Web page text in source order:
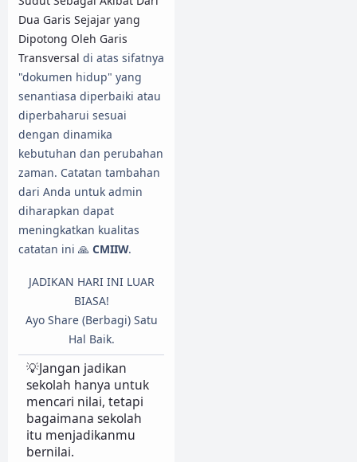
Dua Garis Sejajar yang
Dipotong Oleh Garis
Transversal di atas sifatnya
"dokumen hidup" yang
senantiasa diperbaiki atau
diperbaharui sesuai
dengan dinamika
kebutuhan dan perubahan
zaman. Catatan tambahan
dari Anda untuk admin
diharapkan dapat
meningkatkan kualitas
catatan ini 🙏 CMIIW.
JADIKAN HARI INI LUAR
BIASA!
Ayo Share (Berbagi) Satu
Hal Baik.
💡Jangan jadikan
sekolah hanya untuk
mencari nilai, tetapi
bagaimana sekolah
itu menjadikanmu
bernilai.